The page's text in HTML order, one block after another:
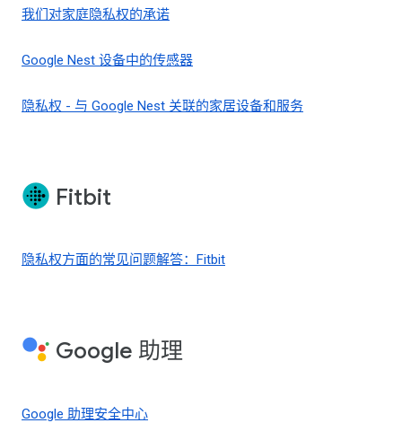
我们对家庭隐私权的承诺
Google Nest 设备中的传感器
隐私权 - 与 Google Nest 关联的家居设备和服务
Fitbit
隐私权方面的常见问题解答：Fitbit
Google 助理
Google 助理安全中心